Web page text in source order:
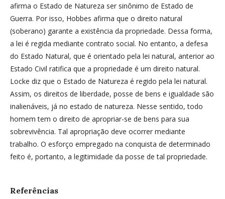
afirma o Estado de Natureza ser sinônimo de Estado de
Guerra. Por isso, Hobbes afirma que o direito natural
(soberano) garante a existência da propriedade. Dessa forma,
a lei é regida mediante contrato social. No entanto, a defesa
do Estado Natural, que é orientado pela lei natural, anterior ao
Estado Civil ratifica que a propriedade é um direito natural.
Locke diz que o Estado de Natureza é regido pela lei natural.
Assim, os direitos de liberdade, posse de bens e igualdade são
inalienáveis, já no estado de natureza. Nesse sentido, todo
homem tem o direito de apropriar-se de bens para sua
sobrevivência. Tal apropriação deve ocorrer mediante
trabalho. O esforço empregado na conquista de determinado
feito é, portanto, a legitimidade da posse de tal propriedade.
Referências